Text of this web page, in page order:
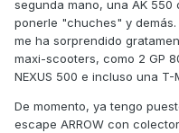
segunda mano, una AK 550
ponerle "chuches" y
me ha sorprendido
maxi-scooters, como 2 GP
NEXUS 500 e incluso una T-
De momento, ya tengo
escape ARROW con